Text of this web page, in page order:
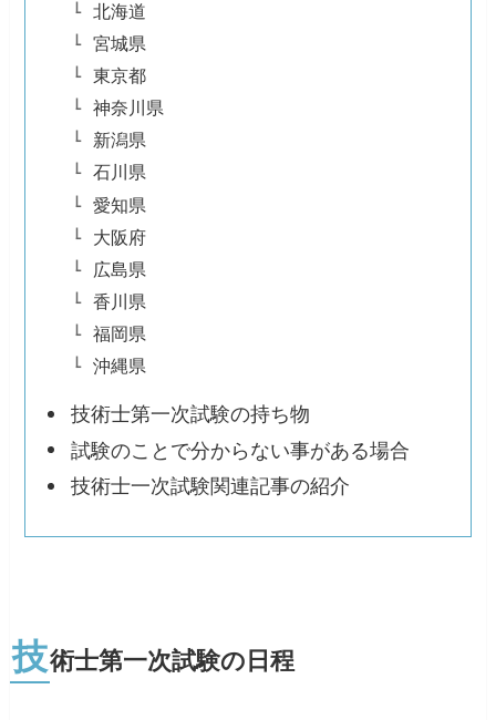
北海道
宮城県
東京都
神奈川県
新潟県
石川県
愛知県
大阪府
広島県
香川県
福岡県
沖縄県
技術士第一次試験の持ち物
試験のことで分からない事がある場合
技術士一次試験関連記事の紹介
技術士第一次試験の日程